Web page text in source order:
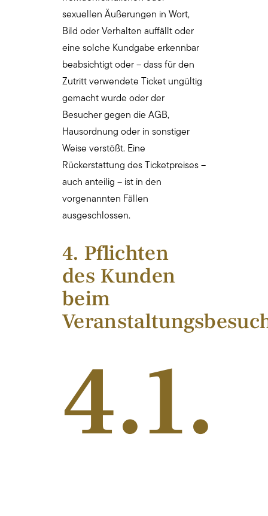
sexuellen Äußerungen in Wort,
Bild oder Verhalten auffällt oder
eine solche Kundgabe erkennbar
beabsichtigt oder – dass für den
Zutritt verwendete Ticket ungültig
gemacht wurde oder der
Besucher gegen die AGB,
Hausordnung oder in sonstiger
Weise verstößt. Eine
Rückerstattung des Ticketpreises –
auch anteilig – ist in den
vorgenannten Fällen
ausgeschlossen.
4. Pflichten
des Kunden
beim
4.1.